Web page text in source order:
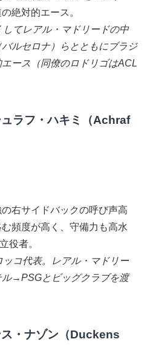
絶対的エース。
てレアル・マドリードの中
ルセロナ）らとともにブラジ
ース（同僚のロドリゴはACL
フ・ハキミ（Achraf
右サイドバックの呼び声高
頻度が高く、守備力も高水
役者。
コ代表。レアル・マドリー
→PSGとビッグクラブを渡
・ナゾン（Duckens